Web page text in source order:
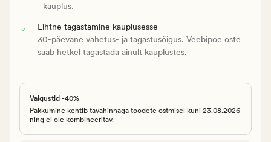
kauplus.
Lihtne tagastamine kauplusesse
30-päevane vahetus- ja tagastusõigus. Veebipoe oste
saab hetkel tagastada ainult kauplustes.
Valgustid -40%
Pakkumine kehtib tavahinnaga toodete ostmisel kuni 23.08.2026
ning ei ole kombineeritav.